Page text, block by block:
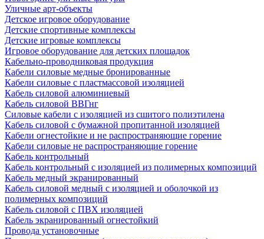
Уличные арт-объекты
Детское игровое оборудование
Детские спортивные комплексы
Детские игровые комплексы
Игровое оборудование для детских площадок
Кабельно-проводниковая продукция
Кабели силовые медные бронированные
Кабели силовые с пластмассовой изоляцией
Кабель силовой алюминиевый
Кабель силовой ВВГнг
Силовые кабели с изоляцией из сшитого полиэтилена
Кабель силовой с бумажной пропитанной изоляцией
Кабели огнестойкие и не распространяющие горение
Кабели силовые не распространяющие горение
Кабель контрольный
Кабель контрольный с изоляцией из полимерных композиций
Кабель медный экранированный
Кабель силовой медный с изоляцией и оболочкой из
полимерных композиций
Кабель силовой с ПВХ изоляцией
Кабель экранированный огнестойкий
Провода установочные